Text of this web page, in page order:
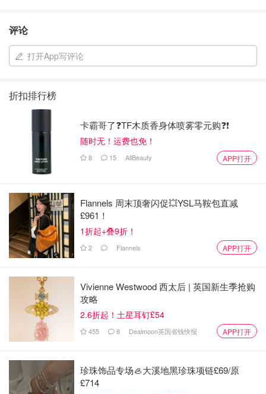
评论
打开App写评论
折扣排行榜
卡霸哥了❓TF木质香身体喷雾零元购❓❗
随时无！运费也免！
8 15 AllBeauty APP打开
Flannels 周末顶奢闪促💥YSL马鞍包直减
£961！
1折起+叠9折！
2 Flannels APP打开
Vivienne Westwood 西太后 | 英国新生季抢购
攻略
2.6折起！土星耳钉£54
455 8 Dealmoon英国省钱快报 APP打开
珍珠饰品专场🦪大溪地黑珍珠项链£69/原
£714